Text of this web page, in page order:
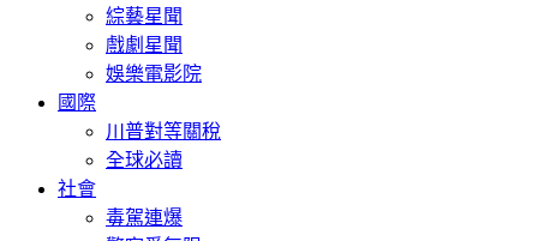
綜藝星聞
戲劇星聞
娛樂電影院
國際
川普對等關稅
全球必讀
社會
毒駕連爆